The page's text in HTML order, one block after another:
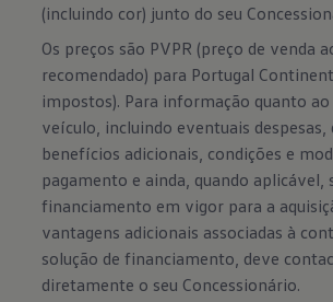
(incluindo cor) junto do seu
Os preços são PVPR (preço de venda
recomendado) para Portugal
impostos). Para informação quanto
veículo, incluindo eventuais despesas,
benefícios adicionais, condições e
pagamento e ainda, quando aplicável,
financiamento em vigor para a
vantagens adicionais associadas à
solução de financiamento, deve
diretamente o seu Concessionário.